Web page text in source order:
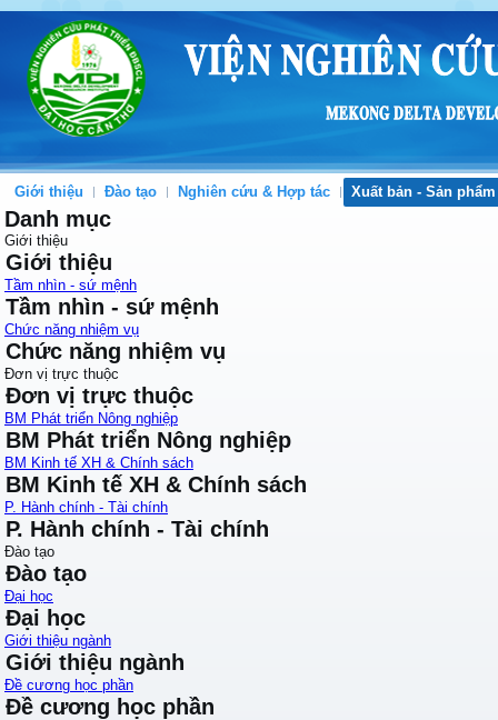
Giới thiệu Đào tạo Nghiên cứu & Hợp tác Xuất bản - Sản phẩm
Danh mục
Giới thiệu
Giới thiệu
Tầm nhìn - sứ mệnh
Tầm nhìn - sứ mệnh
Chức năng nhiệm vụ
Chức năng nhiệm vụ
Đơn vị trực thuộc
Đơn vị trực thuộc
BM Phát triển Nông nghiệp
BM Phát triển Nông nghiệp
BM Kinh tế XH & Chính sách
BM Kinh tế XH & Chính sách
P. Hành chính - Tài chính
P. Hành chính - Tài chính
Đào tạo
Đào tạo
Đại học
Đại học
Giới thiệu ngành
Giới thiệu ngành
Đề cương học phần
Đề cương học phần